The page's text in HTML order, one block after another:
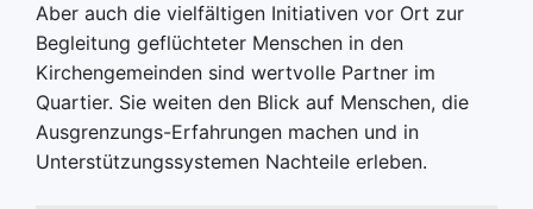
Aber auch die vielfältigen Initiativen vor Ort zur
Begleitung geflüchteter Menschen in den
Kirchengemeinden sind wertvolle Partner im
Quartier. Sie weiten den Blick auf Menschen, die
Ausgrenzungs-Erfahrungen machen und in
Unterstützungssystemen Nachteile erleben.